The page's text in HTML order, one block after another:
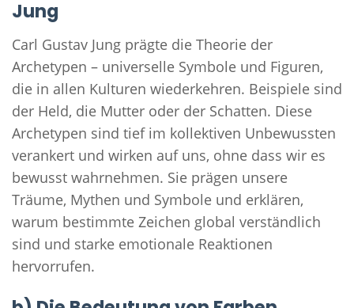
Jung
Carl Gustav Jung prägte die Theorie der
Archetypen – universelle Symbole und Figuren,
die in allen Kulturen wiederkehren. Beispiele sind
der Held, die Mutter oder der Schatten. Diese
Archetypen sind tief im kollektiven Unbewussten
verankert und wirken auf uns, ohne dass wir es
bewusst wahrnehmen. Sie prägen unsere
Träume, Mythen und Symbole und erklären,
warum bestimmte Zeichen global verständlich
sind und starke emotionale Reaktionen
hervorrufen.